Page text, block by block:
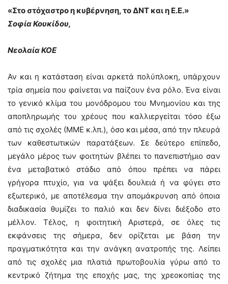
«Στο στόχαστρο η κυβέρνηση, το ΔΝΤ και η Ε.Ε.»
Σοφία Κουκίδου,
Νεολαία ΚΟΕ
Αν και η κατάσταση είναι αρκετά πολύπλοκη, υπάρχουν
τρία σημεία που φαίνεται να παίζουν ένα ρόλο. Ένα είναι
το γενικό κλίμα του μονόδρομου του Μνημονίου και της
αποπληρωμής του χρέους που καλλιεργείται τόσο έξω
από τις σχολές (ΜΜΕ κ.λπ.), όσο και μέσα, από την πλευρά
των καθεστωτικών παρατάξεων. Σε δεύτερο επίπεδο,
μεγάλο μέρος των φοιτητών βλέπει το πανεπιστήμιο σαν
ένα μεταβατικό στάδιο από όπου πρέπει να πάρει
γρήγορα πτυχίο, για να ψάξει δουλειά ή να φύγει στο
εξωτερικό, με αποτέλεσμα την απομάκρυνση από όποια
διαδικασία θυμίζει το παλιό και δεν δίνει διέξοδο στο
μέλλον. Τέλος, η φοιτητική Αριστερά, σε όλες τις
εκφάνσεις της σήμερα, δεν ορίζεται με βάση την
πραγματικότητα και την ανάγκη ανατροπής της. Λείπει
από τις σχολές μια πλατιά πρωτοβουλία γύρω από το
κεντρικό ζήτημα της εποχής μας, της χρεοκοπίας της